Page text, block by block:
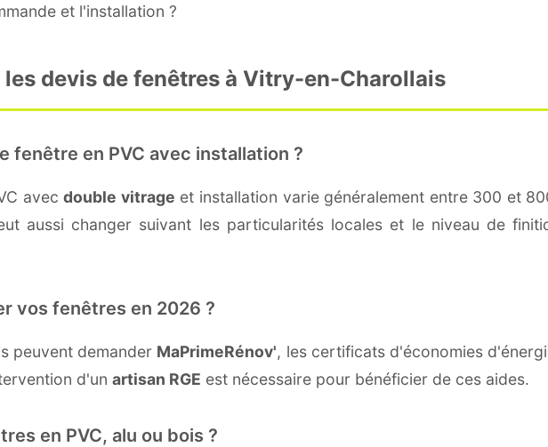
et l'installation ?
devis de fenêtres à Vitry-en-Charollais
fenêtre en PVC avec installation ?
avecdouble vitrage et installation varie généralement entre 300 et
aussi changer suivant les particularités locales et le niveau de
vos fenêtres en 2026 ?
peuvent demander MaPrimeRénov', les certificats d'économies
d'un artisan RGE est nécessaire pour bénéficier de ces aides.
en PVC, alu ou bois ?